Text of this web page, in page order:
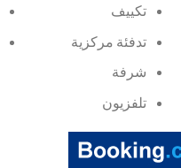
تكييف
تدفئة مركزية
شرفة
تلفزيون